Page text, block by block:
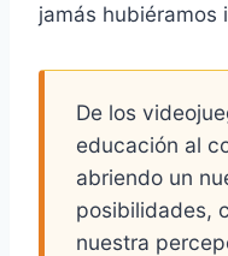
jamás hubiéramos
De los
educación al
abriendo un
posibilidades,
nuestra